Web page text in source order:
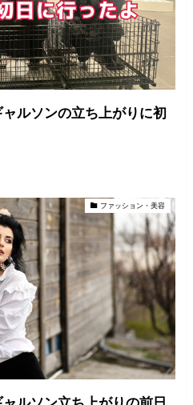
ャルソンの立ち上がりに初
ファッション・美容